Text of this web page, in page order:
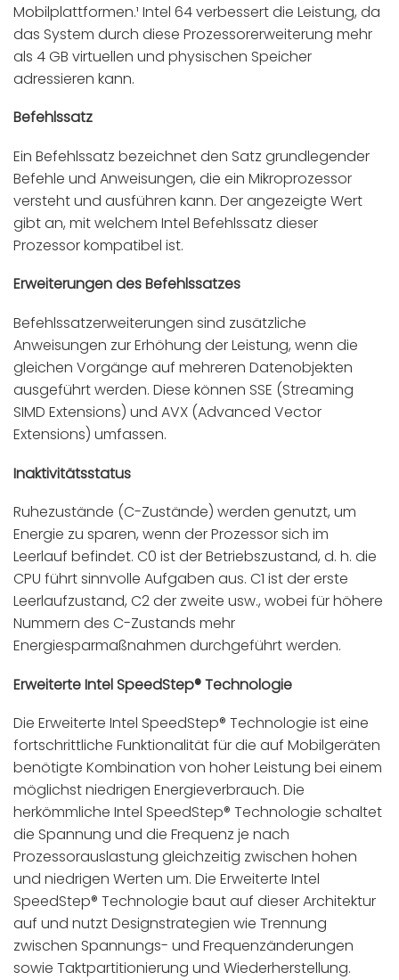
Mobilplattformen.¹ Intel 64 verbessert die Leistung, da
das System durch diese Prozessorerweiterung mehr
als 4 GB virtuellen und physischen Speicher
adressieren kann.
Befehlssatz
Ein Befehlssatz bezeichnet den Satz grundlegender
Befehle und Anweisungen, die ein Mikroprozessor
versteht und ausführen kann. Der angezeigte Wert
gibt an, mit welchem Intel Befehlssatz dieser
Prozessor kompatibel ist.
Erweiterungen des Befehlssatzes
Befehlssatzerweiterungen sind zusätzliche
Anweisungen zur Erhöhung der Leistung, wenn die
gleichen Vorgänge auf mehreren Datenobjekten
ausgeführt werden. Diese können SSE (Streaming
SIMD Extensions) und AVX (Advanced Vector
Extensions) umfassen.
Inaktivitätsstatus
Ruhezustände (C-Zustände) werden genutzt, um
Energie zu sparen, wenn der Prozessor sich im
Leerlauf befindet. C0 ist der Betriebszustand, d. h. die
CPU führt sinnvolle Aufgaben aus. C1 ist der erste
Leerlaufzustand, C2 der zweite usw., wobei für höhere
Nummern des C-Zustands mehr
Energiesparmaßnahmen durchgeführt werden.
Erweiterte Intel SpeedStep® Technologie
Die Erweiterte Intel SpeedStep® Technologie ist eine
fortschrittliche Funktionalität für die auf Mobilgeräten
benötigte Kombination von hoher Leistung bei einem
möglichst niedrigen Energieverbrauch. Die
herkömmliche Intel SpeedStep® Technologie schaltet
die Spannung und die Frequenz je nach
Prozessorauslastung gleichzeitig zwischen hohen
und niedrigen Werten um. Die Erweiterte Intel
SpeedStep® Technologie baut auf dieser Architektur
auf und nutzt Designstrategien wie Trennung
zwischen Spannungs- und Frequenzänderungen
sowie Taktpartitionierung und Wiederherstellung.